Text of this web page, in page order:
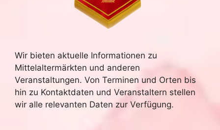
Wir bieten aktuelle Informationen zu
Mittelaltermärkten und anderen
Veranstaltungen. Von Terminen und Orten bis
hin zu Kontaktdaten und Veranstaltern stellen
wir alle relevanten Daten zur Verfügung.